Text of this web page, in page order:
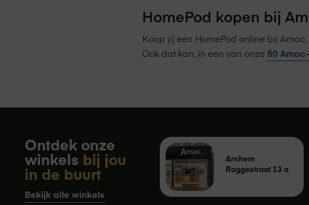
HomePod kopen bij
Koop jij een HomePod online bij
Ook dat kan, in een van onze 50
Ontdek onze
winkels bij jou
in de buurt
Bekijk alle winkels
Arnhem
Roggestraat 13 a